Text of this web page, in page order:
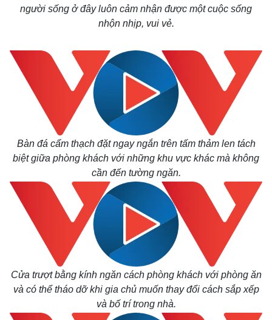
người sống ở đây luôn cảm nhận được một cuộc sống
nhộn nhịp, vui vẻ.
Bàn đá cẩm thạch đặt ngay ngắn trên tấm thảm len tách
biệt giữa phòng khách với những khu vực khác mà không
cần đến tường ngăn.
Cửa trượt bằng kính ngăn cách phòng khách với phòng ăn
và có thể tháo dỡ khi gia chủ muốn thay đổi cách sắp xếp
và bố trí trong nhà.